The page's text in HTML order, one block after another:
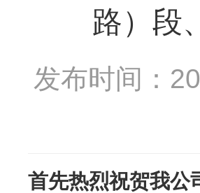
路）段
发布时间：
首先热烈祝贺我公